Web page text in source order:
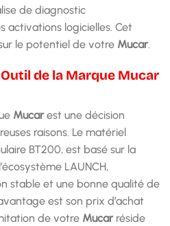
de diagnostic
activations logicielles. Cet
le potentiel de votre Mucar.
de la Marque Mucar
Mucarest une décision
raisons. Le matériel
BT200, est basé sur la
LAUNCH,
stable et une bonne qualité de
est son prix d’achat
de votre Mucarréside